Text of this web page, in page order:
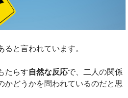
と言われています。
たらす自然な反応で、二人の関係
かどうかを問われているのだと思